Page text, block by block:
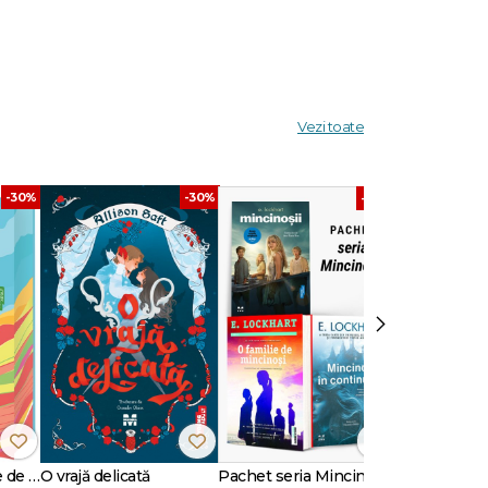
de
-
Mara
Vezi toate
-30%
Când lumea îți fuge de sub picioare (ediție sprayed edges)
-30%
O vrajă delicată
-40%
Pachet seria Mincinoșii
›